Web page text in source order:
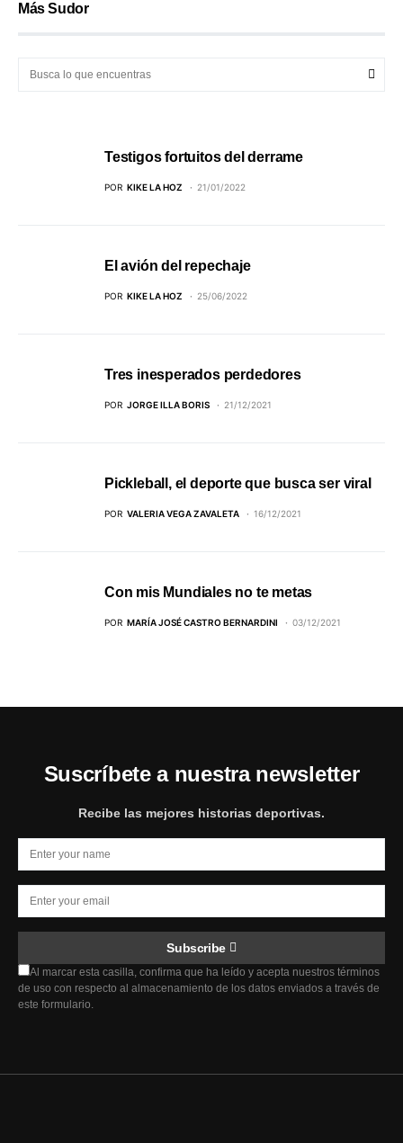
Más Sudor
Testigos fortuitos del derrame
POR KIKE LA HOZ 21/01/2022
El avión del repechaje
POR KIKE LA HOZ 25/06/2022
Tres inesperados perdedores
POR JORGE ILLA BORIS 21/12/2021
Pickleball, el deporte que busca ser viral
POR VALERIA VEGA ZAVALETA 16/12/2021
Con mis Mundiales no te metas
POR MARÍA JOSÉ CASTRO BERNARDINI 03/12/2021
Suscríbete a nuestra newsletter
Recibe las mejores historias deportivas.
Subscribe
Al marcar esta casilla, confirma que ha leído y acepta nuestros términos
de uso con respecto al almacenamiento de los datos enviados a través de
este formulario.